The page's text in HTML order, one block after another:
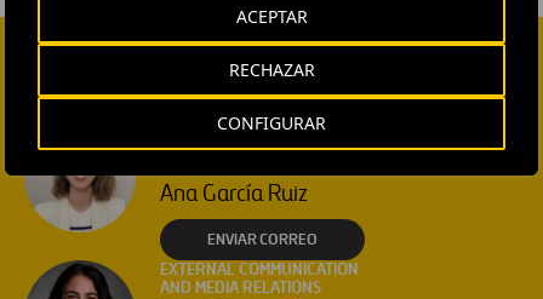
CONFIGURAR
RECHAZAR
ACEPTAR
CONTACTA CON NOSOTROS
HEAD OF EXTERNAL
COMMUNICATION AND
Ana García Ruiz
ENVIAR CORREO
EXTERNAL COMMUNICATION
AND MEDIA RELATIONS